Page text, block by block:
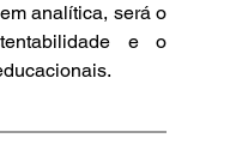
analítica, será o
e o